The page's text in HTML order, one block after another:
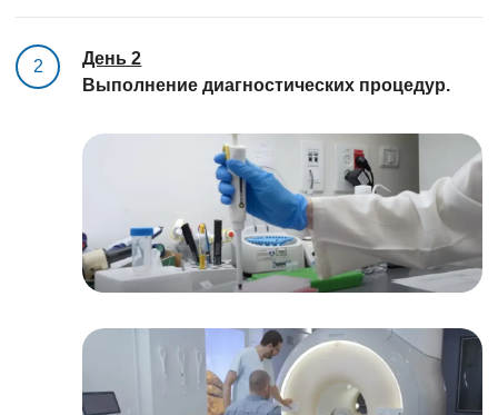
2
День 2
Выполнение диагностических процедур.